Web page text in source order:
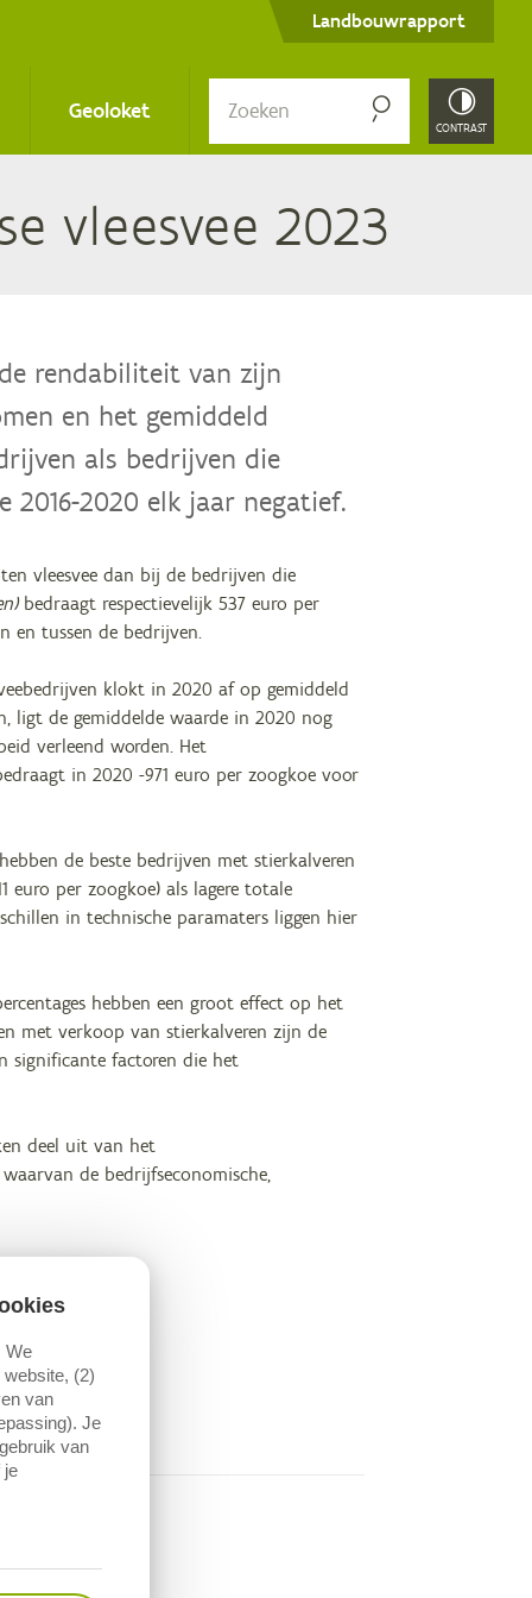
Secondary
menu
Landbouwrapport
Geoloket
ken
CONTRAST
vlees­vee 2023
rendabiliteit van zijn
en het gemiddeld
als bedrijven die
2020 elk jaar negatief.
vleesvee dan bij de bedrijven die
bedraagt respectievelijk 537 euro per
en tussen de bedrijven.
klokt in 2020 af op gemiddeld
ligt de gemiddelde waarde in 2020 nog
verleend worden. Het
in 2020 -971 euro per zoogkoe voor
de beste bedrijven met stierkalveren
euro per zoogkoe) als lagere totale
in technische paramaters liggen hier
hebben een groot effect op het
met verkoop van stierkalveren zijn de
significante factoren die het
deel uit van het
de bedrijfseconomische,
We
(2)
van
Je
van
je